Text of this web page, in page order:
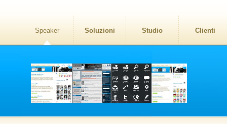
Speaker Soluzioni Studio Clienti